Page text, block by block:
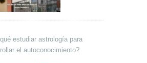
estudiar astrología para
el autoconocimiento?